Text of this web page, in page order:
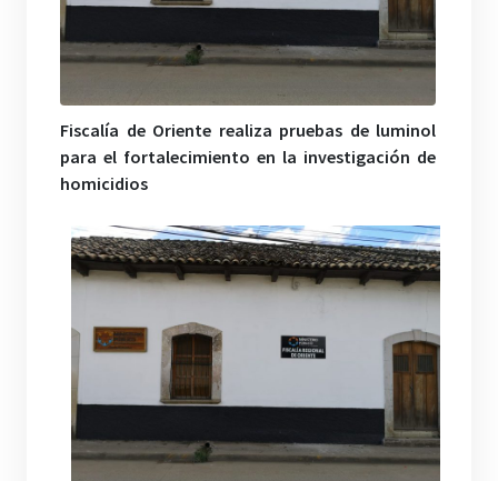
Fiscalía de Oriente realiza pruebas de luminol
para el fortalecimiento en la investigación de
homicidios